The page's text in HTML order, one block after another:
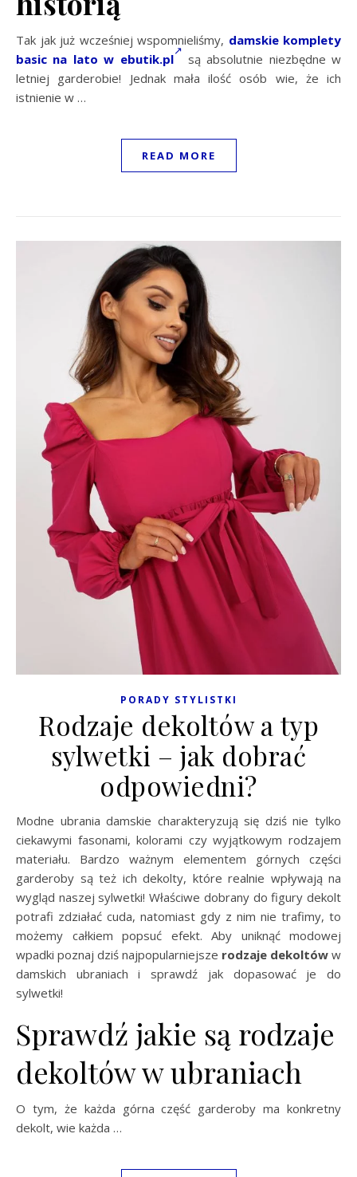
Tak jak już wcześniej wspomnieliśmy, damskie komplety
basic na lato w ebutik.pl
są absolutnie niezbędne w
letniej garderobie! Jednak mała ilość osób wie, że ich
istnienie w …
READ MORE
PORADY STYLISTKI
Rodzaje dekoltów a typ
sylwetki – jak dobrać
odpowiedni?
Modne ubrania damskie charakteryzują się dziś nie tylko
ciekawymi fasonami, kolorami czy wyjątkowym rodzajem
materiału. Bardzo ważnym elementem górnych części
garderoby są też ich dekolty, które realnie wpływają na
wygląd naszej sylwetki! Właściwe dobrany do figury dekolt
potrafi zdziałać cuda, natomiast gdy z nim nie trafimy, to
możemy całkiem popsuć efekt. Aby uniknąć modowej
wpadki poznaj dziś najpopularniejsze rodzaje dekoltów w
damskich ubraniach i sprawdź jak dopasować je do
sylwetki!
Sprawdź jakie są rodzaje
dekoltów w ubraniach
O tym, że każda górna część garderoby ma konkretny
dekolt, wie każda …